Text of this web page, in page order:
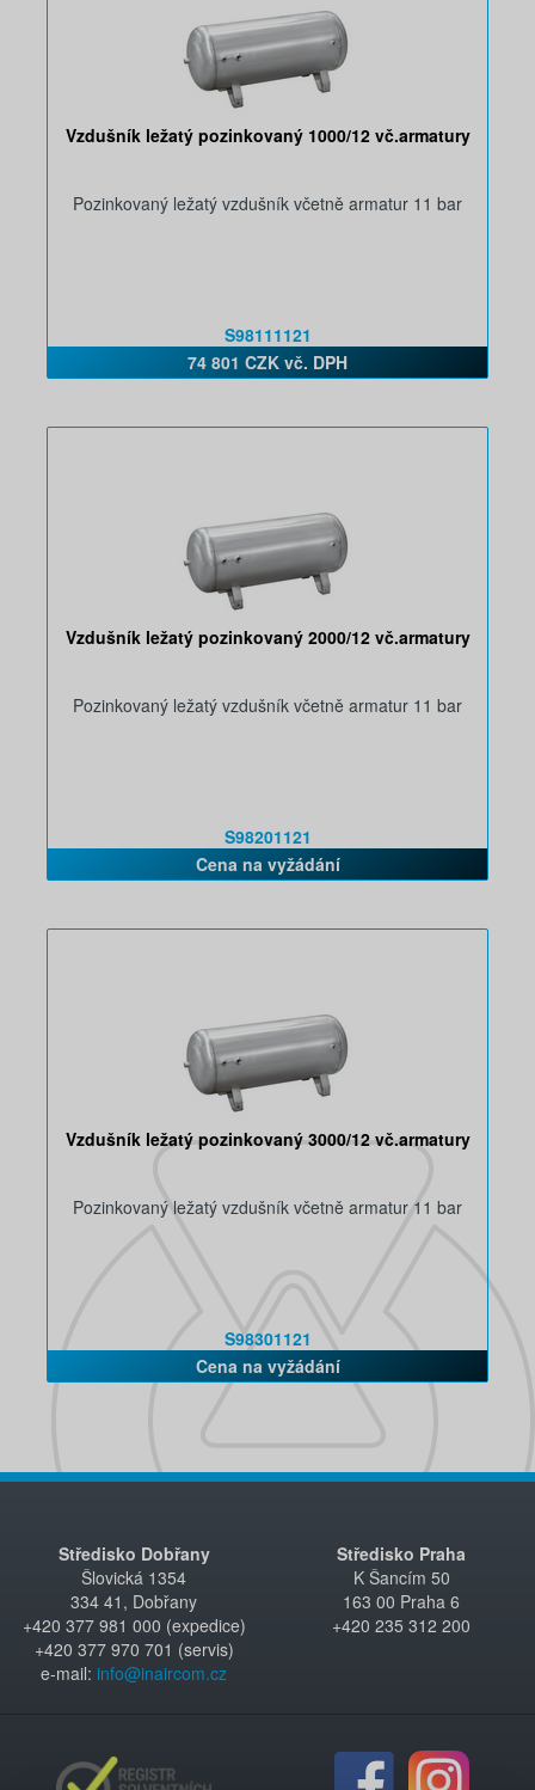
Vzdušník ležatý pozinkovaný 1000/12 vč.armatury
Pozinkovaný ležatý vzdušník včetně armatur 11 bar
S98111121
74 801 CZK vč. DPH
Vzdušník ležatý pozinkovaný 2000/12 vč.armatury
Pozinkovaný ležatý vzdušník včetně armatur 11 bar
S98201121
Cena na vyžádání
Vzdušník ležatý pozinkovaný 3000/12 vč.armatury
Pozinkovaný ležatý vzdušník včetně armatur 11 bar
S98301121
Cena na vyžádání
Středisko Dobřany
Šlovická 1354
334 41, Dobřany
+420 377 981 000 (expedice)
+420 377 970 701 (servis)
e-mail: info@inaircom.cz
Středisko Praha
K Šancím 50
163 00 Praha 6
+420 235 312 200